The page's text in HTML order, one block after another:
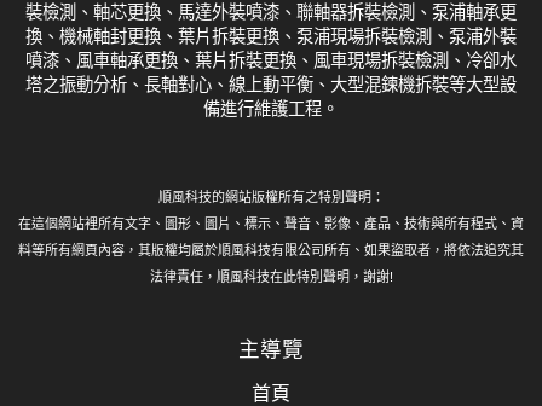
裝檢測、軸芯更換、馬達外裝噴漆、聯軸器拆裝檢測、泵浦軸承更
換、機械軸封更換、葉片拆裝更換、泵浦現場拆裝檢測、泵浦外裝
噴漆、風車軸承更換、葉片拆裝更換、風車現場拆裝檢測、冷卻水
塔之振動分析、長軸對心、線上動平衡、大型混鍊機拆裝等大型設
備進行維護工程。
順風科技的網站版權所有之特別聲明：
在這個網站裡所有文字、圖形、圖片、標示、聲音、影像、產品、技術與所有程式、資
料等所有網頁內容，其版權均屬於順風科技有限公司所有、如果盜取者，將依法追究其
法律責任，順風科技在此特別聲明，謝謝!
主導覽
首頁